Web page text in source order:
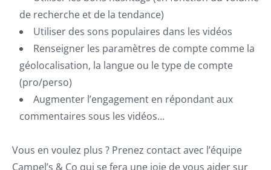
de recherche et de la tendance)
Utiliser des sons populaires dans les vidéos
Renseigner les paramètres de compte comme la
géolocalisation, la langue ou le type de compte
(pro/perso)
Augmenter l’engagement en répondant aux
commentaires sous les vidéos…
Vous en voulez plus ? Prenez contact avec l’équipe
Campel’s & Co qui se fera une joie de vous aider sur